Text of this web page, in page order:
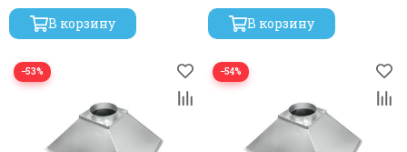
В корзину
В корзину
−53% −54%